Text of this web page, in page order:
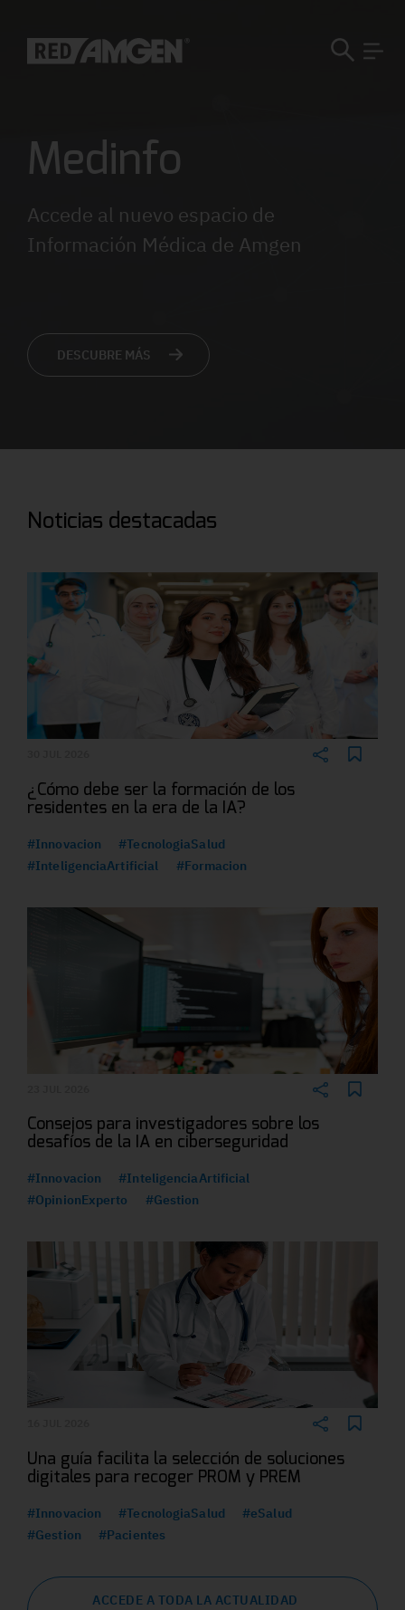
Medinfo
Accede al nuevo espacio de
Información Médica de Amgen
DESCUBRE MÁS
Noticias destacadas
¿Cómo debe ser la formación de los
residentes en la era de la IA?
#Innovacion
#TecnologiaSalud
#InteligenciaArtificial
#Formacion
Consejos para investigadores sobre los
desafíos de la IA en ciberseguridad
#Innovacion
#InteligenciaArtificial
#OpinionExperto
#Gestion
Una guía facilita la selección de soluciones
digitales para recoger PROM y PREM
#Innovacion #TecnologiaSalud
#eSalud
#Gestion
#Pacientes
ACCEDE A TODA LA ACTUALIDAD